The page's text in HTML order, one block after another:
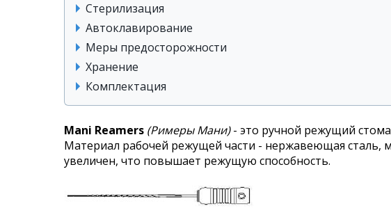
Стерилизация
Автоклавирование
Меры предосторожности
Хранение
Комплектация
Mani Reamers (Римеры Мани)- это ручной режущий
Материал рабочей режущей части - нержавеющая сталь,
увеличен, что повышает режущую способность.